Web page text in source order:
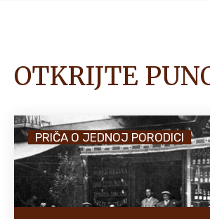
OTKRIJTE
PRIČA O JEDNOJ PORODICI